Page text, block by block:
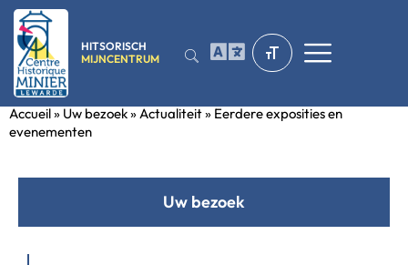
HITSORISCH
MIJNCENTRUM
Accueil» Uw bezoek»Actualiteit» Eerdere exposities en
evenementen
Uw bezoek